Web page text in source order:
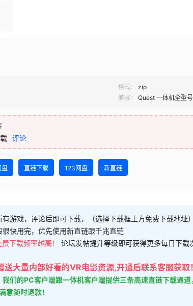
格式：
zip
兼容： Quest 一体机全型号
评论
盘 直链下载 123网盘 新直链
游戏，评论后即可下载，（选择下载框上方免费下载地址
快用完，优先使用新直链跟千兆直链
下载频率越高！ 论坛发帖提升等级即可获得更多每日下载
大量内部好看的VR电影资源,开通后联系客服获取！
们的PC客户端跟一体机客户端提供三条高速直链下载通
随时退款！